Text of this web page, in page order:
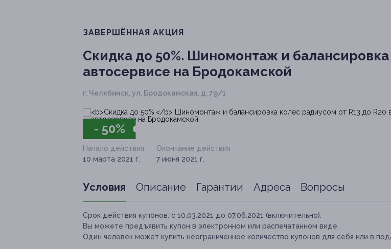
ЗАВЕРШЁННАЯ АКЦИЯ
Скидка до 50%. Шиномонтаж и балансировка
автосервисе на Бродокамской
г. Челябинск, ул. Бродокамская, д. 79/1
- 50%
Начало действия
10 марта 2021 г.
Окончание действия
7 июня 2021 г.
Условия Описание Гарантии Адреса Вопросы
Срок действия купонов: с 10.03.2021 до 07.06.2021 (включительно).
Вы можете предъявить купон в электронном или распечатанном виде.
Один человек может купить неограниченное количество купонов для себя или в